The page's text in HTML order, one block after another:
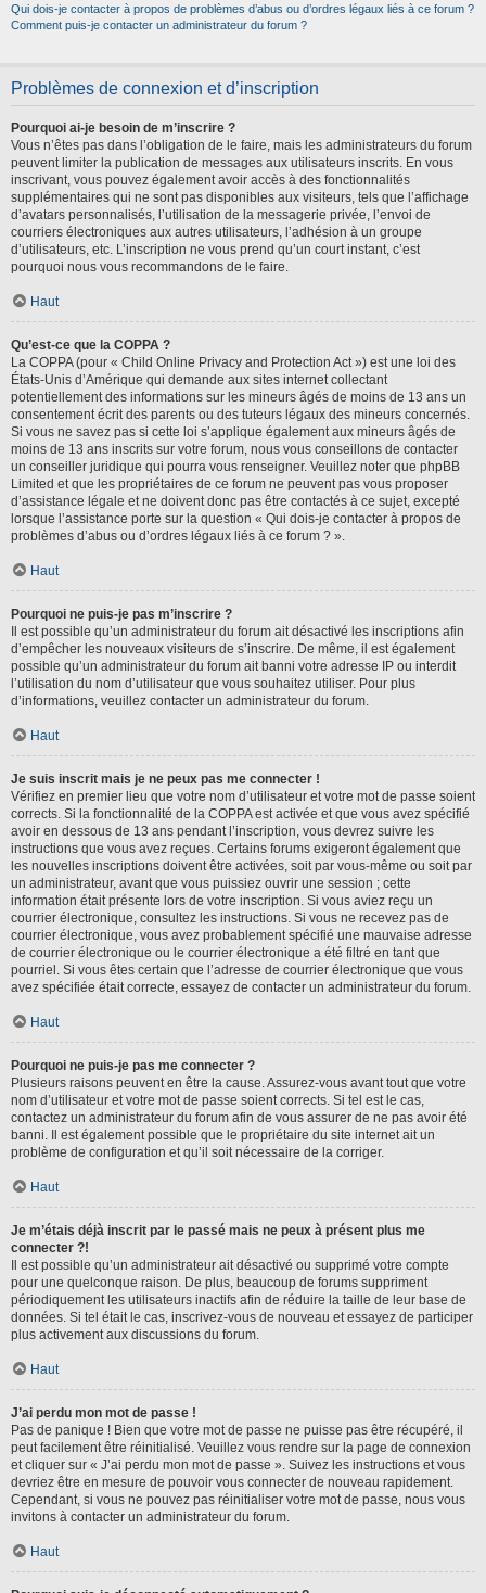
Qui dois-je contacter à propos de problèmes d’abus ou d’ordres légaux liés à ce forum ?
Comment puis-je contacter un administrateur du forum ?
Problèmes de connexion et d’inscription
Pourquoi ai-je besoin de m’inscrire ?
Vous n’êtes pas dans l’obligation de le faire, mais les administrateurs du forum
peuvent limiter la publication de messages aux utilisateurs inscrits. En vous
inscrivant, vous pouvez également avoir accès à des fonctionnalités
supplémentaires qui ne sont pas disponibles aux visiteurs, tels que l’affichage
d’avatars personnalisés, l’utilisation de la messagerie privée, l’envoi de
courriers électroniques aux autres utilisateurs, l’adhésion à un groupe
d’utilisateurs, etc. L’inscription ne vous prend qu’un court instant, c’est
pourquoi nous vous recommandons de le faire.
Haut
Qu’est-ce que la COPPA ?
La COPPA (pour « Child Online Privacy and Protection Act ») est une loi des
États-Unis d’Amérique qui demande aux sites internet collectant
potentiellement des informations sur les mineurs âgés de moins de 13 ans un
consentement écrit des parents ou des tuteurs légaux des mineurs concernés.
Si vous ne savez pas si cette loi s’applique également aux mineurs âgés de
moins de 13 ans inscrits sur votre forum, nous vous conseillons de contacter
un conseiller juridique qui pourra vous renseigner. Veuillez noter que phpBB
Limited et que les propriétaires de ce forum ne peuvent pas vous proposer
d’assistance légale et ne doivent donc pas être contactés à ce sujet, excepté
lorsque l’assistance porte sur la question « Qui dois-je contacter à propos de
problèmes d’abus ou d’ordres légaux liés à ce forum ? ».
Haut
Pourquoi ne puis-je pas m’inscrire ?
Il est possible qu’un administrateur du forum ait désactivé les inscriptions afin
d’empêcher les nouveaux visiteurs de s’inscrire. De même, il est également
possible qu’un administrateur du forum ait banni votre adresse IP ou interdit
l’utilisation du nom d’utilisateur que vous souhaitez utiliser. Pour plus
d’informations, veuillez contacter un administrateur du forum.
Haut
Je suis inscrit mais je ne peux pas me connecter !
Vérifiez en premier lieu que votre nom d’utilisateur et votre mot de passe soient
corrects. Si la fonctionnalité de la COPPA est activée et que vous avez spécifié
avoir en dessous de 13 ans pendant l’inscription, vous devrez suivre les
instructions que vous avez reçues. Certains forums exigeront également que
les nouvelles inscriptions doivent être activées, soit par vous-même ou soit par
un administrateur, avant que vous puissiez ouvrir une session ; cette
information était présente lors de votre inscription. Si vous aviez reçu un
courrier électronique, consultez les instructions. Si vous ne recevez pas de
courrier électronique, vous avez probablement spécifié une mauvaise adresse
de courrier électronique ou le courrier électronique a été filtré en tant que
pourriel. Si vous êtes certain que l’adresse de courrier électronique que vous
avez spécifiée était correcte, essayez de contacter un administrateur du forum.
Haut
Pourquoi ne puis-je pas me connecter ?
Plusieurs raisons peuvent en être la cause. Assurez-vous avant tout que votre
nom d’utilisateur et votre mot de passe soient corrects. Si tel est le cas,
contactez un administrateur du forum afin de vous assurer de ne pas avoir été
banni. Il est également possible que le propriétaire du site internet ait un
problème de configuration et qu’il soit nécessaire de la corriger.
Haut
Je m’étais déjà inscrit par le passé mais ne peux à présent plus me
connecter ?!
Il est possible qu’un administrateur ait désactivé ou supprimé votre compte
pour une quelconque raison. De plus, beaucoup de forums suppriment
périodiquement les utilisateurs inactifs afin de réduire la taille de leur base de
données. Si tel était le cas, inscrivez-vous de nouveau et essayez de participer
plus activement aux discussions du forum.
Haut
J’ai perdu mon mot de passe !
Pas de panique ! Bien que votre mot de passe ne puisse pas être récupéré, il
peut facilement être réinitialisé. Veuillez vous rendre sur la page de connexion
et cliquer sur « J’ai perdu mon mot de passe ». Suivez les instructions et vous
devriez être en mesure de pouvoir vous connecter de nouveau rapidement.
Cependant, si vous ne pouvez pas réinitialiser votre mot de passe, nous vous
invitons à contacter un administrateur du forum.
Haut